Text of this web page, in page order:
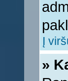
Į
»